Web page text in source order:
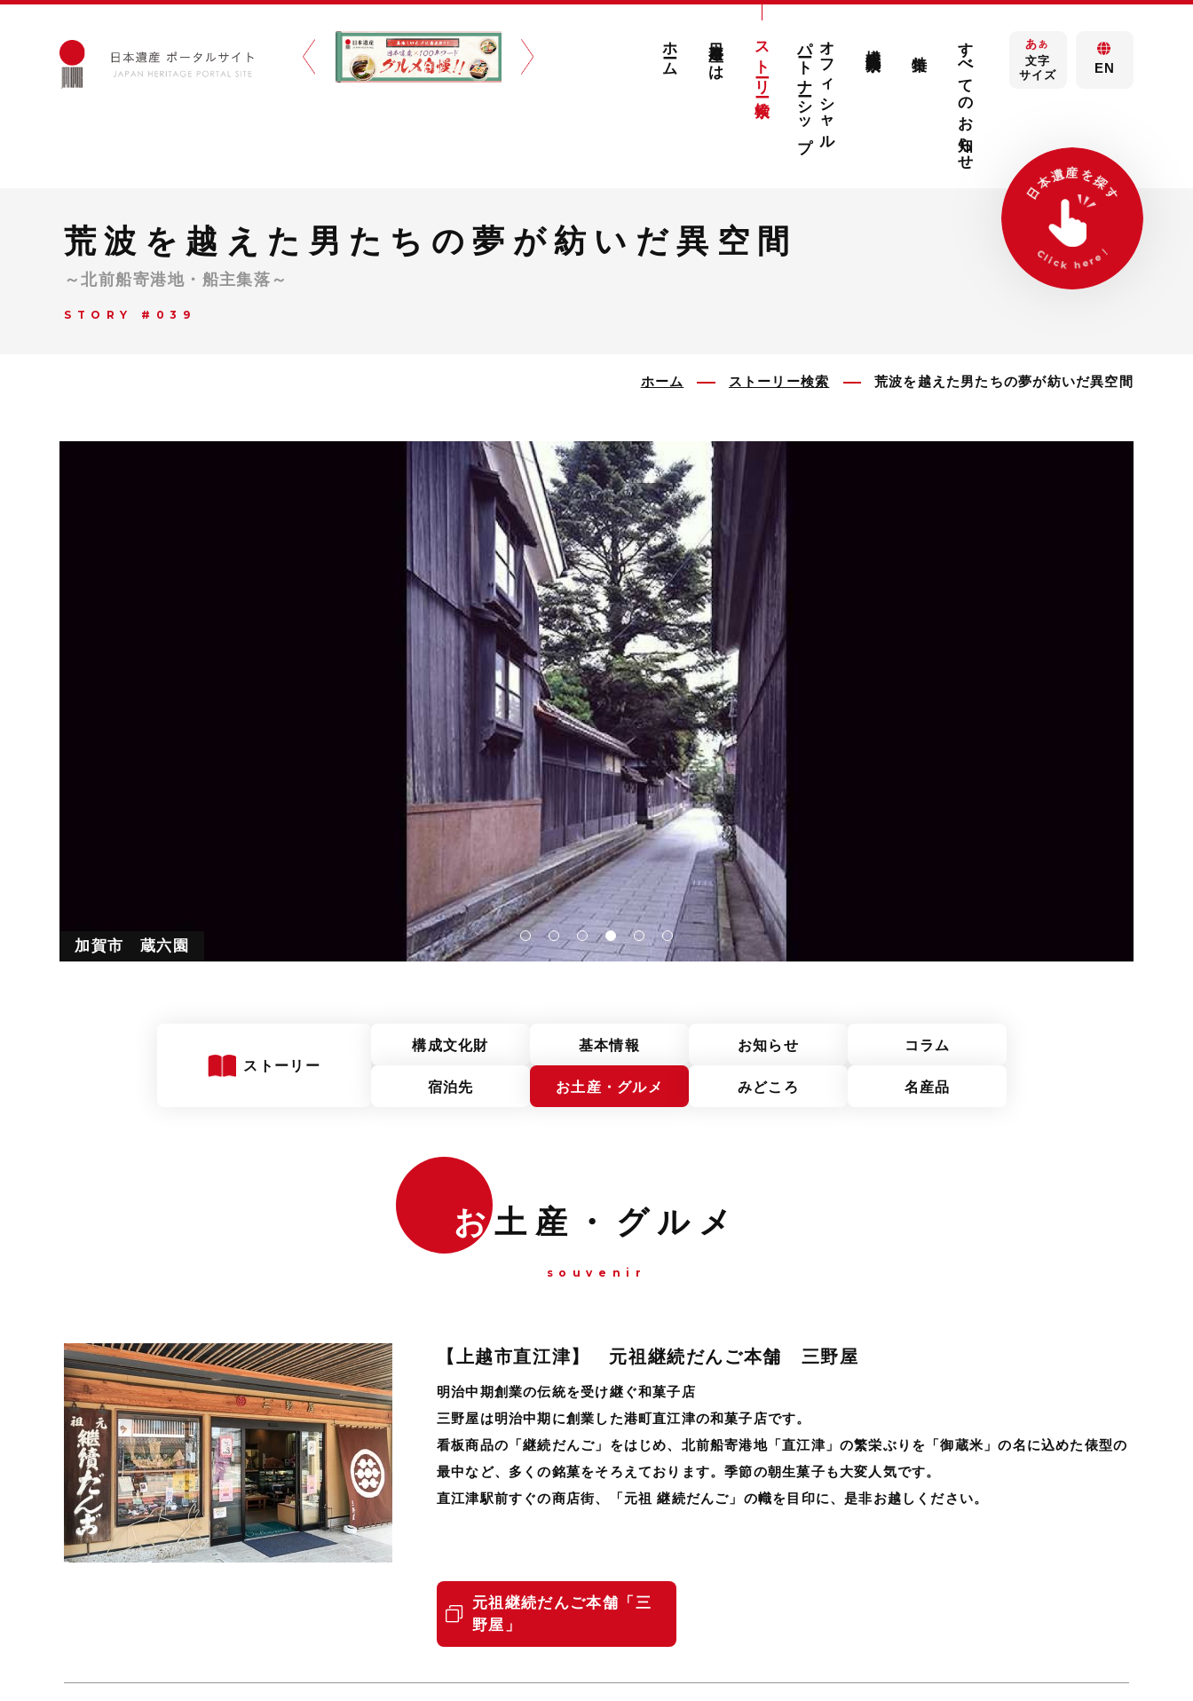
ホーム 日本遺産とは ストーリー検索 オフィシャル
パートナーシップ すべてのお知らせ あ あ
文字
サイズ
EN
荒波を越えた男たちの夢が紡いだ異空間
～北前船寄港地・船主集落～
STORY #039
ホーム ストーリー検索 荒波を越えた男たちの夢が紡いだ異空間
加賀市 蔵六園
新潟市 旧齋藤家別邸
ストーリー
構成文化財 基本情報 お知らせ コラム
宿泊先 お土産・グルメ みどころ 名産品
お土産・グルメ
souvenir
【上越市直江津】 元祖継続だんご本舗 三野屋
明治中期創業の伝統を受け継ぐ和菓子店
三野屋は明治中期に創業した港町直江津の和菓子店です。
看板商品の「継続だんご」をはじめ、北前船寄港地「直江津」の繁栄ぶりを「御蔵米」の名に込めた俵型の
最中など、多くの銘菓をそろえております。季節の朝生菓子も大変人気です。
直江津駅前すぐの商店街、「元祖 継続だんご」の幟を目印に、是非お越しください。
元祖継続だんご本舗「三
野屋」